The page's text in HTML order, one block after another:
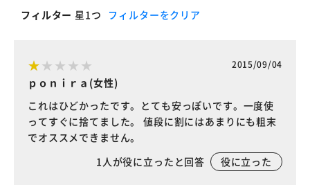
フィルター 星1つ フィルターをクリア
2015/09/04
ｐｏｎｉｒａ(女性)
これはひどかったです。とても安っぽいです。一度使
ってすぐに捨てました。 値段に割にはあまりにも粗末
でオススメできません。
1人が役に立ったと回答 役に立った